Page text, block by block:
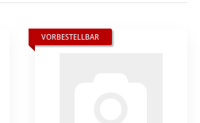
VORBESTELLBAR